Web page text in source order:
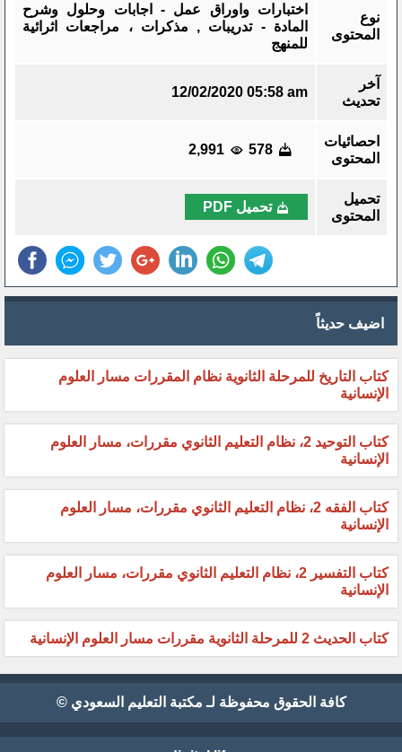
نوع
المحتوى
اختبارات واوراق عمل - اجابات وحلول وشرح
المادة - تدريبات , مذكرات ، مراجعات اثرائية
للمنهج
آخر
تحديث
12/02/2020 05:58 am
احصائيات
المحتوى
578
2,991
تحميل
المحتوى
تحميل PDF
اضيف حديثاً
كتاب التاريخ للمرحلة الثانوية نظام المقررات مسار العلوم
الإنسانية
كتاب التوحيد 2، نظام التعليم الثانوي مقررات، مسار العلوم
الإنسانية
كتاب الفقه 2، نظام التعليم الثانوي مقررات، مسار العلوم
الإنسانية
كتاب التفسير 2، نظام التعليم الثانوي مقررات، مسار العلوم
الإنسانية
كتاب الحديث 2 للمرحلة الثانوية مقررات مسار العلوم الإنسانية
كافة الحقوق محفوظة لـ مكتبة التعليم السعودي ©